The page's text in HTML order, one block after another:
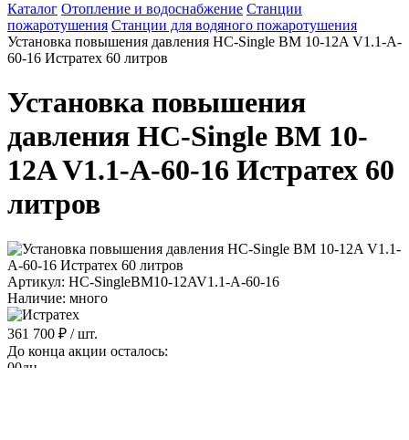
Каталог Отопление и водоснабжение Станции
пожаротушения Станции для водяного пожаротушения
Установка повышения давления HC-Single BM 10-12A V1.1-A-
60-16 Истратех 60 литров
Установка повышения
давления HC-Single BM 10-
12A V1.1-A-60-16 Истратех 60
литров
Артикул: HC-SingleBM10-12AV1.1-A-60-16
Наличие: много
361 700 ₽ / шт.
До конца акции осталось:
00дн.